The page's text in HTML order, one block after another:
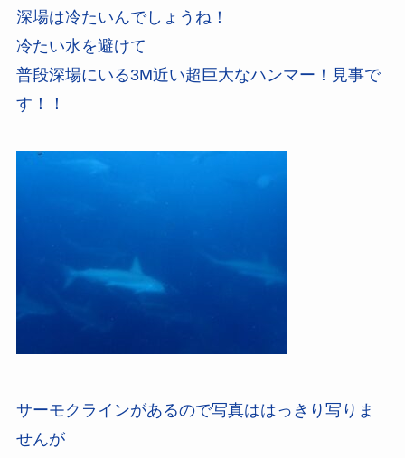
深場は冷たいんでしょうね！
冷たい水を避けて
普段深場にいる3M近い超巨大なハンマー！見事で
す！！
サーモクラインがあるので写真ははっきり写りま
せんが